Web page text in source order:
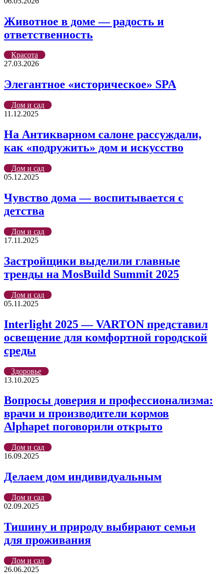
Животное в доме — радость и
ответственность
Красота
27.03.2026
Элегантное «историческое» SPA
Дом и сад
11.12.2025
На Антикварном салоне рассуждали,
как «подружить» дом и искусство
Дом и сад
05.12.2025
Чувство дома — воспитывается с
детства
Дом и сад
17.11.2025
Застройщики выделили главные
тренды на MosBuild Summit 2025
Дом и сад
05.11.2025
Interlight 2025 — VARTON представил
освещение для комфортной городской
среды
Здоровье
13.10.2025
Вопросы доверия и профессионализма:
врачи и производители кормов
Alphapet поговорили открыто
Дом и сад
16.09.2025
Делаем дом индивидуальным
Дом и сад
02.09.2025
Тишину и природу выбирают семьи
для проживания
Дом и сад
26.06.2025